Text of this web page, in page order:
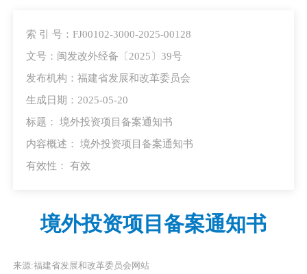
索 引 号：FJ00102-3000-2025-00128
文号：闽发改外经备〔2025〕39号
发布机构：福建省发展和改革委员会
生成日期：2025-05-20
标题： 境外投资项目备案通知书
内容概述： 境外投资项目备案通知书
有效性： 有效
境外投资项目备案通知书
来源:福建省发展和改革委员会网站